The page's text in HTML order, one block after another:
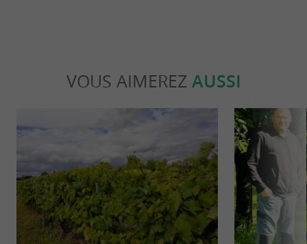
VOUS AIMEREZ AUSSI